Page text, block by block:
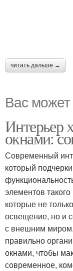
читать дальше →
Вас может
Интерьер
окнами:
Современный
который
элементов
которые не
освещение, но и
с внешним
правильно
окнами, чтобы
современное,